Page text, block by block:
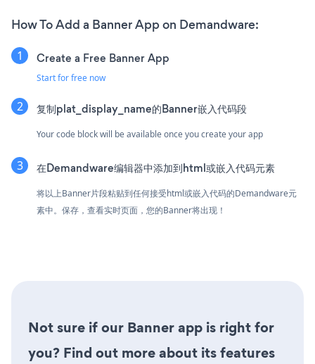
How To Add a Banner App on Demandware:
Create a Free Banner App
Start for free now
复制plat_display_name的Banner嵌入代码段
Your code block will be available once you create your app
在Demandware编辑器中添加到html或嵌入代码元素
将以上Banner片段粘贴到任何接受html或嵌入代码的Demandware元
素中。保存，查看实时页面，您的Banner将出现！
Not sure if our Banner app is right for
you? Find out more about its features